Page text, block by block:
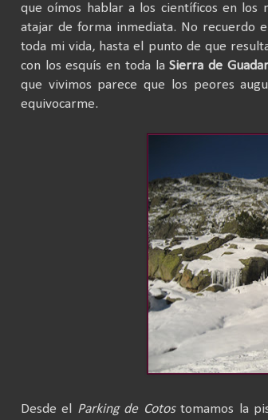
que oímos hablar a los científicos en los
atajar de forma inmediata. No recuerdo
toda mi vida, hasta el punto de que
con los esquís en toda laSierra de
que vivimos parece que los peores
equivocarme.
Desde el Parking de Cotostomamos la